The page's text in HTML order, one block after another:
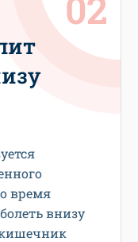
время
внизу